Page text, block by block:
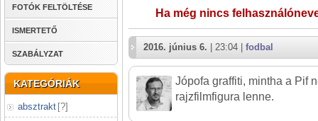
FOTÓK FELTÖLTÉSE
ISMERTETŐ
SZABÁLYZAT
KATEGÓRIÁK
absztrakt [?]
Ha még nincs
2016. június 6. | 23:04 | fodbal
Jópofa graffiti, mintha a Pif
rajzfilmfigura lenne.